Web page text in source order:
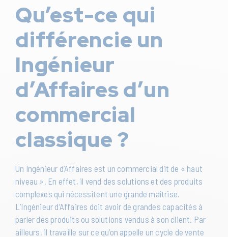
Qu’est-ce qui
différencie un
Ingénieur
d’Affaires d’un
commercial
classique ?
Un Ingénieur d’Affaires est un commercial dit de « haut
niveau ». En effet, il vend des solutions et des produits
complexes qui nécessitent une grande maîtrise.
L’Ingénieur d’Affaires doit avoir de grandes capacités à
parler des produits ou solutions vendus à son client. Par
ailleurs, il travaille sur ce qu’on appelle un cycle de vente